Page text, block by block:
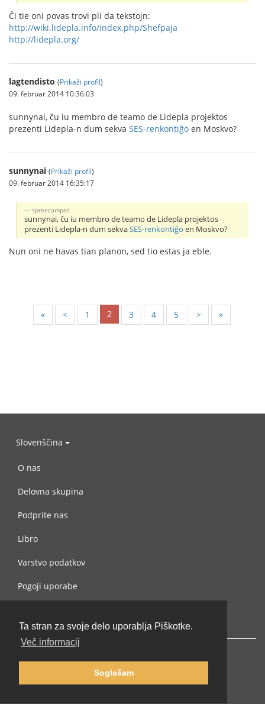
Ta stran za svoje delo uporablja Piškotke.
Več informacij
Soglašam
Ĉi tie oni povas trovi pli da tekstojn:
http://wiki.lidepla.info/index.php/Shefpaja
http://lidepla.org/
lagtendisto (Prikaži profil)
09. februar 2014 10:36:03
sunnynai, ĉu iu membro de teamo de Lidepla projektos
prezenti Lidepla-n dum sekva SES-renkontiĝo en Moskvo?
sunnynai (Prikaži profil)
09. februar 2014 16:35:17
spreecamper:
sunnynai, ĉu iu membro de teamo de Lidepla projektos
prezenti Lidepla-n dum sekvaSES-renkontiĝo en Moskvo?
Nun oni ne havas tian planon, sed tio estas ja eble.
« < 1 2 3 4 5 > »
Slovenščina
O nas
Delovna skupina
Podprite nas
Libro
Varstvo podatkov
Pogoji uporabe
© 2002-2026 lernu.net |Impressum